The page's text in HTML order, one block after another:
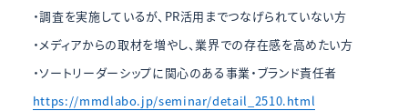
・調査を実施しているが、PR活用までつなげられていない方
・メディアからの取材を増やし、業界での存在感を高めたい方
・ソートリーダーシップに関心のある事業・ブランド責任者
https://mmdlabo.jp/seminar/detail_2510.html